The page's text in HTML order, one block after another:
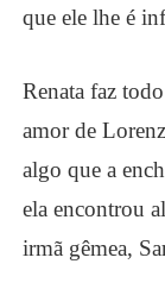
que ele lhe é
Renata faz
amor de
algo que a
ela encontrou
irmã gêmea,